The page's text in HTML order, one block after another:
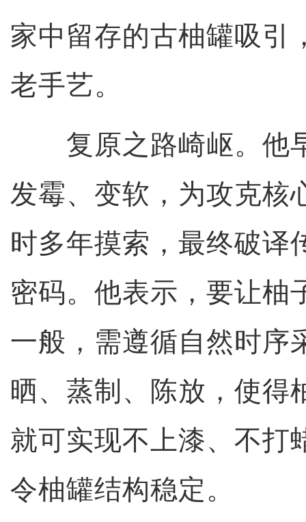
家中留存的古柚罐吸引
老手艺。
复原之路崎岖。他
发霉、变软，为攻克核
时多年摸索，最终破译
密码。他表示，要让柚
一般，需遵循自然时序
晒、蒸制、陈放，使得
就可实现不上漆、不打
令柚罐结构稳定。